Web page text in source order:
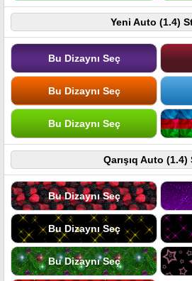
Yeni Auto (1.4)
Bu Dizaynı Seç
Bu Dizaynı Seç
Bu Dizaynı Seç
Qarışıq Auto (1.4)
Bu Dizaynı Seç
Bu Dizaynı Seç
Bu Dizaynı Seç